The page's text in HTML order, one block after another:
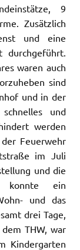
9
Zusätzlich
und eine
durchgeführt.
waren auch
sind
und in der
und
werden
Feuerwehr
im Juli
und die
konnte ein
und das
drei Tage,
THW, war
Kindergarten